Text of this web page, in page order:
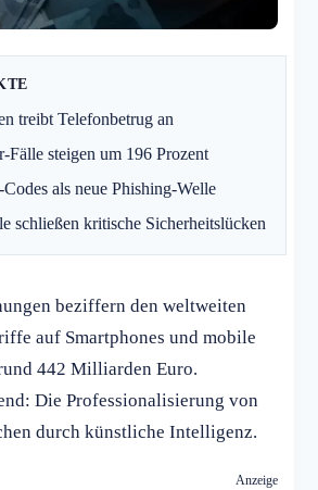
treibt Telefonbetrug an
Fälle steigen um 196 Prozent
als neue Phishing-Welle
schließen kritische Sicherheitslücken
beziffern den weltweiten
auf Smartphones und mobile
442 Milliarden Euro.
Die Professionalisierung von
durch künstliche Intelligenz.
Anzeige